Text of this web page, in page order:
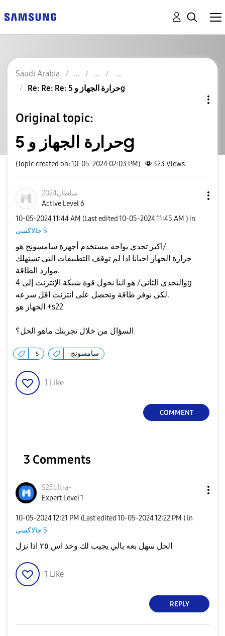
Saudi Arabia
Re: Re: Re: حرارة الجهاز و 5g
Original topic:
حرارة الجهاز و 5g
(Topic created on: 10-05-2024 02:03 PM) 323 Views
سلطان2024
Active Level 6
‎10-05-202411:44 AM (Last edited ‎10-05-202411:45 AM ) in
جالاكسى S
اكبر تحدي يواجه مستخدم أجهزة سامسونج هو/
حرارة الجهاز احيانا اذا لم توقف التطبيقات التي تستهلك
موارد الطاقة.
والتحدي الثاني/ هو اننا نحول قوة شبكة الإنترنت إلى 4g
لكي نوفر طاقة ونحصل على انترنت اقل سرعه.
الجهاز هو +s22
s سامسونج
1 Like
COMMENT
3 Comments
S25Ultra-
Expert Level 1
‎10-05-202412:21 PM (Last edited ‎10-05-202412:22 PM ) in
جالاكسى S
الحل سهل بعه بالي يجيب لك وخذ اس ٢٥ اذا نزل
1 Like
REPLY